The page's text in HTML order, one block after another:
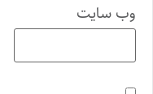
وب‌ سایت